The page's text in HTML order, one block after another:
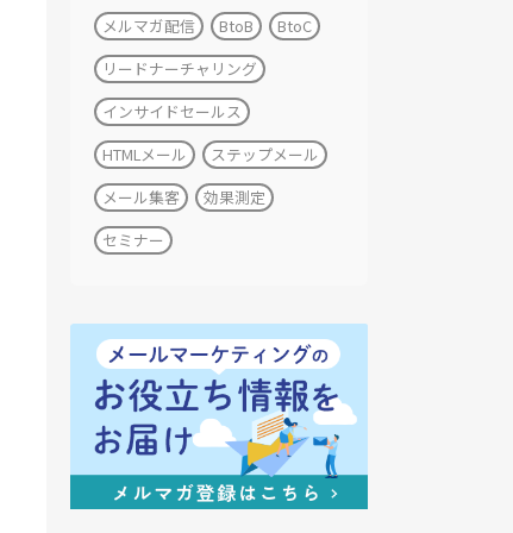
メルマガ配信 BtoB
BtoC
リードナーチャリング
インサイドセールス
HTMLメール
ステップメール
メール集客
効果測定
セミナー